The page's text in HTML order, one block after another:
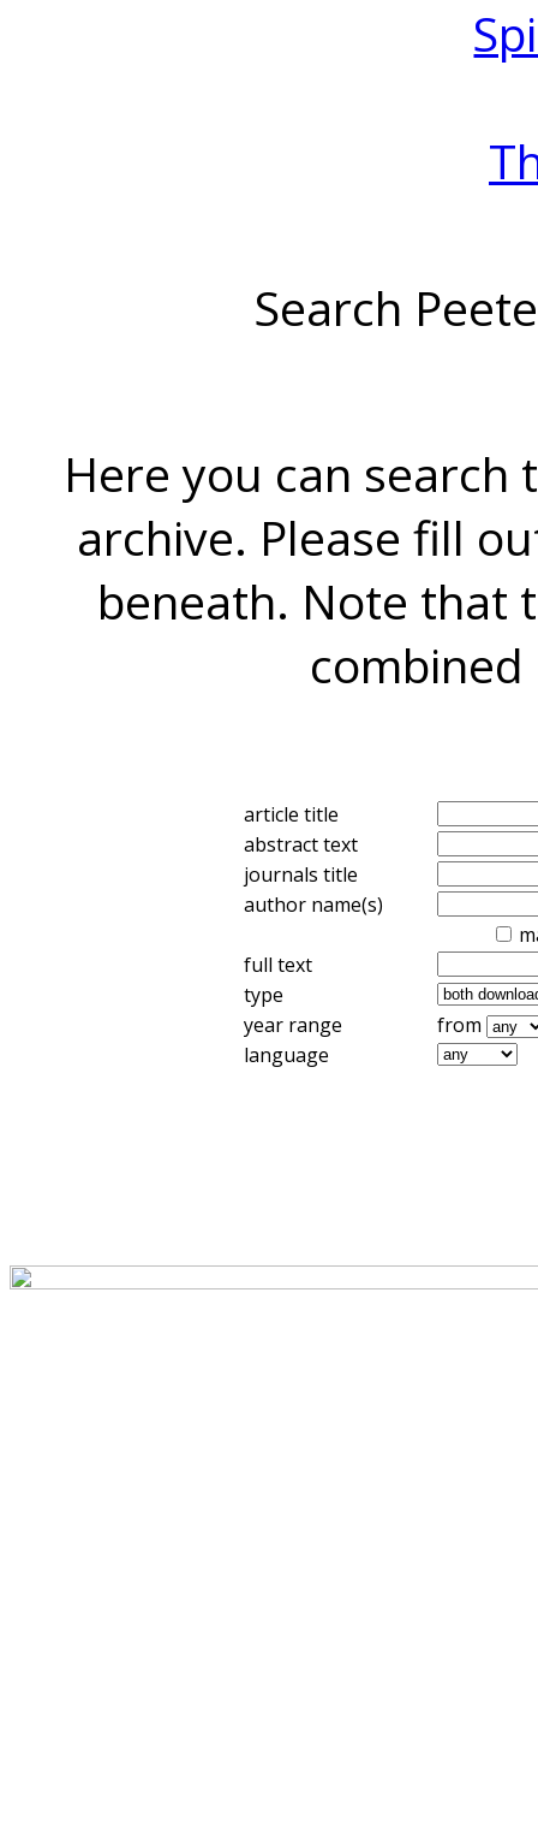
Search
Here you can search
archive. Please fill
beneath. Note that
combined
article title
abstract text
journals title
author name(s)
full text
type
year range
from
language